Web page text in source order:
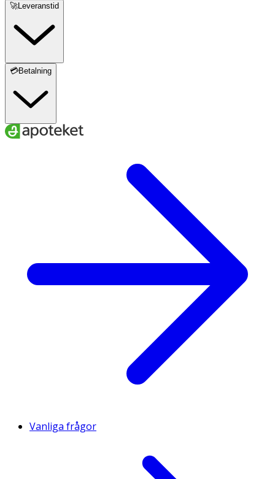
🚀Leveranstid
💳Betalning
Vanliga frågor